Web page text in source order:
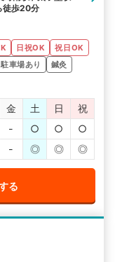
徒歩20分
日祝OK
祝日OK
駐車場あり
鍼灸
金 土 日
祝
- ○ ○
○
- ◎ ◎ ◎
る